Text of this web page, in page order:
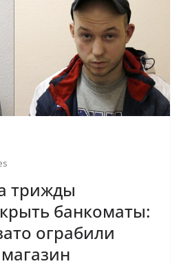
трижды
банкоматы:
ограбили